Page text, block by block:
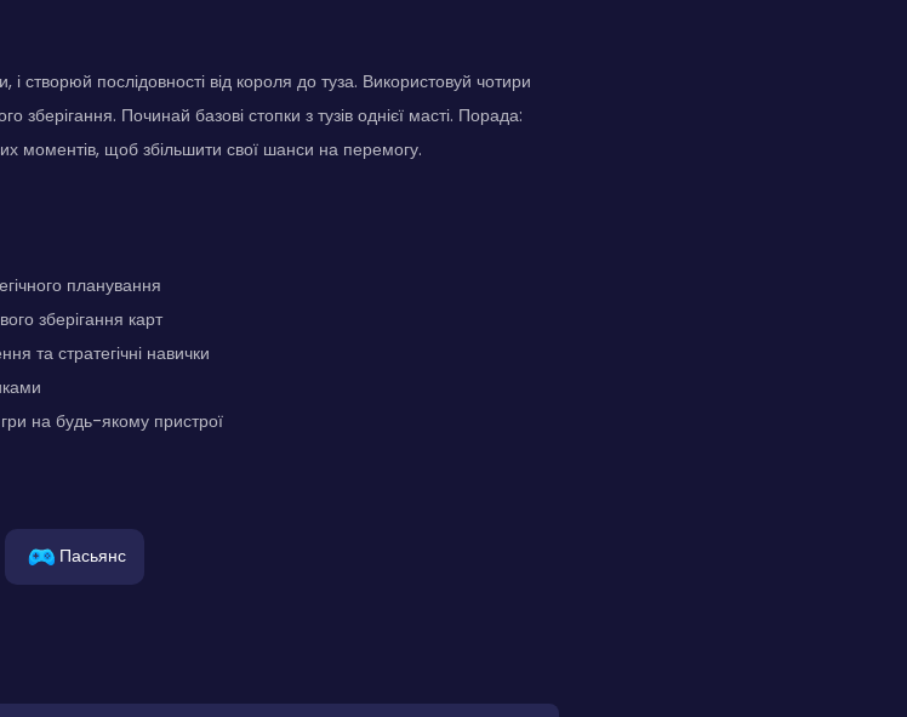
створюй послідовності від короля до туза. Використовуй чотири
зберігання. Починай базові стопки з тузів однієї масті. Порада:
моментів, щоб збільшити свої шанси на перемогу.
планування
зберігання карт
та стратегічні навички
на будь-якому пристрої
Пасьянс